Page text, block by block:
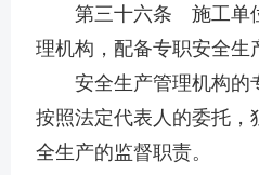
第三十六条 施工单位
理机构，配备专职安全生
安全生产管理机构的
按照法定代表人的委托，
全生产的监督职责。